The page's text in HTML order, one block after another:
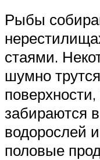
Рыбы
стаями.
шумно
забираются
водорослей
половые